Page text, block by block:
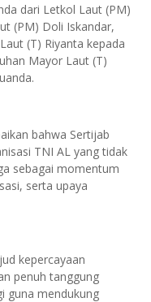
dari Letkol Laut (PM)
(PM) Doli Iskandar,
(T) Riyanta kepada
Mayor Laut (T)
bahwa Sertijab
TNI AL yang tidak
sebagai momentum
serta upaya
kepercayaan
penuh tanggung
guna mendukung